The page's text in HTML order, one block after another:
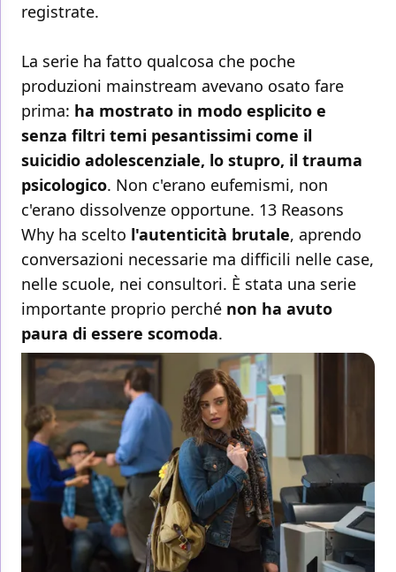
registrate.
La serie ha fatto qualcosa che poche
produzioni mainstream avevano osato fare
prima: ha mostrato in modo esplicito e
senza filtri temi pesantissimi come il
suicidio adolescenziale, lo stupro, il trauma
psicologico. Non c'erano eufemismi, non
c'erano dissolvenze opportune. 13 Reasons
Why ha scelto l'autenticità brutale, aprendo
conversazioni necessarie ma difficili nelle case,
nelle scuole, nei consultori. È stata una serie
importante proprio perché non ha avuto
paura di essere scomoda.